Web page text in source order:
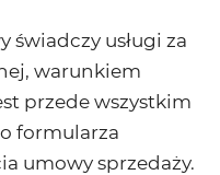
świadczy usługi za
warunkiem
przede wszystkim
formularza
umowy sprzedaży.